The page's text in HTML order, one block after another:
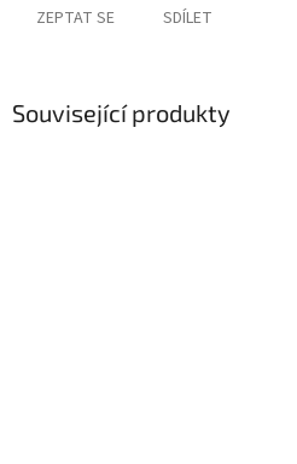
ZEPTAT SE SDÍLET
Související produkty